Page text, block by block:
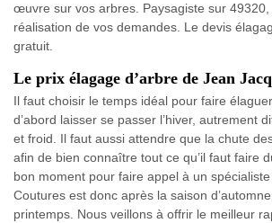
œuvre sur vos arbres. Paysagiste sur
réalisation de vos demandes. Le devis
gratuit.
Le prix élagage d’arbre de Jean
Il faut choisir le temps idéal pour faire
d’abord laisser se passer l’hiver, autrement
et froid. Il faut aussi attendre que la chute
afin de bien connaître tout ce qu’il faut faire
bon moment pour faire appel à un
Coutures est donc après la saison
printemps. Nous veillons à offrir le meilleur